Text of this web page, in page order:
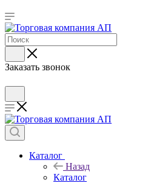
Заказать звонок
Каталог
Назад
Каталог